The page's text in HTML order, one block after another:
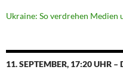
Ukraine: So verdrehen
11. SEPTEMBER, 17:20 UHR –